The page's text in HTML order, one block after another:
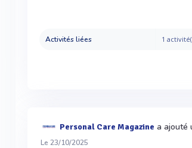
Activités liées 1
Personal Care Magazine a ajouté
Le 23/10/2025